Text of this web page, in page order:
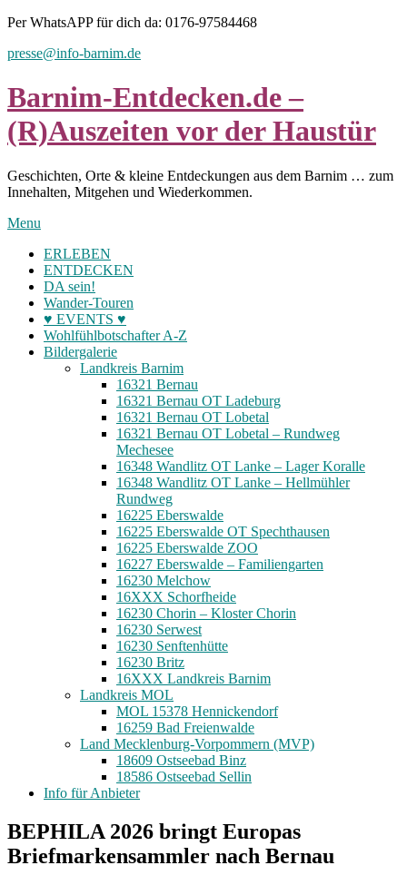
Skip
content
Per WhatsAPP für dich da: 0176-97584468
presse@info-barnim.de
Barnim-Entdecken.de –
(R)Auszeiten vor der Haustür
Geschichten, Orte & kleine Entdeckungen aus dem Barnim … zum
Innehalten, Mitgehen und Wiederkommen.
Menu
ERLEBEN
ENTDECKEN
DA sein!
Wander-Touren
♥ EVENTS ♥
Wohlfühlbotschafter A-Z
Bildergalerie
Landkreis Barnim
16321 Bernau
16321 Bernau OT Ladeburg
16321 Bernau OT Lobetal
16321 Bernau OT Lobetal – Rundweg
Mechesee
16348 Wandlitz OT Lanke – Lager Koralle
16348 Wandlitz OT Lanke – Hellmühler
Rundweg
16225 Eberswalde
16225 Eberswalde OT Spechthausen
16225 Eberswalde ZOO
16227 Eberswalde – Familiengarten
16230 Melchow
16XXX Schorfheide
16230 Chorin – Kloster Chorin
16230 Serwest
16230 Senftenhütte
16230 Britz
16XXX Landkreis Barnim
Landkreis MOL
MOL 15378 Hennickendorf
16259 Bad Freienwalde
Land Mecklenburg-Vorpommern (MVP)
18609 Ostseebad Binz
18586 Ostseebad Sellin
Info für Anbieter
BEPHILA 2026 bringt Europas
Briefmarkensammler nach Bernau